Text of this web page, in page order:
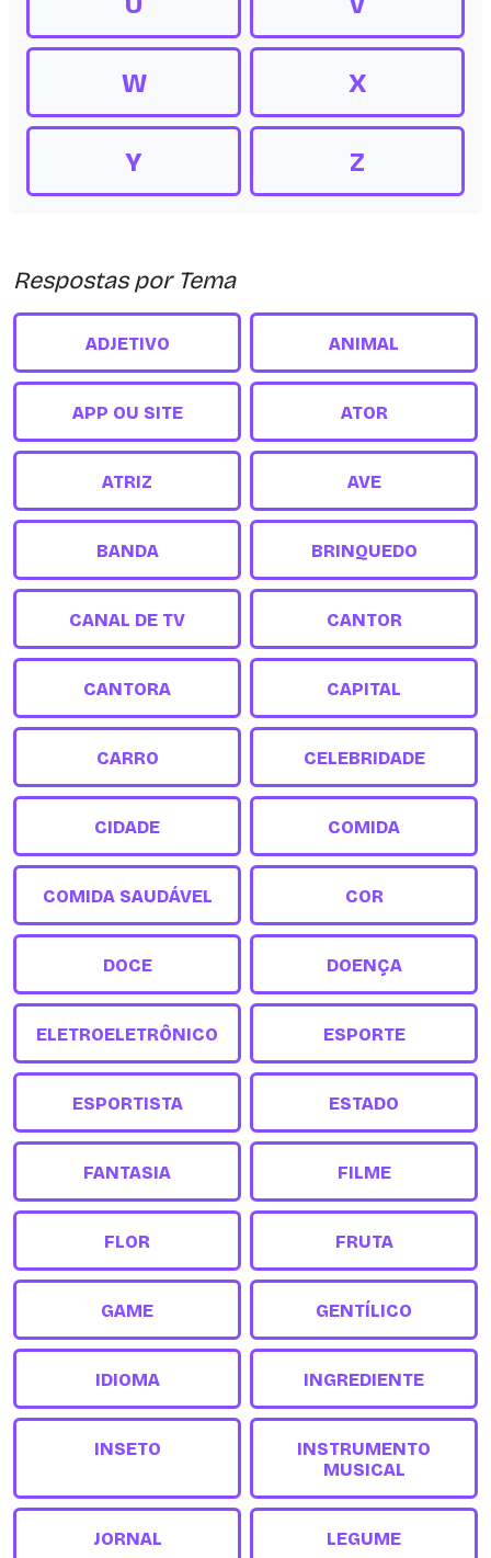
W X
Y Z
Respostas por Tema
ADJETIVO ANIMAL
APP OU SITE ATOR
ATRIZ AVE
BANDA BRINQUEDO
CANAL DE TV CANTOR
CANTORA CAPITAL
CARRO CELEBRIDADE
CIDADE COMIDA
COMIDA SAUDÁVEL COR
DOCE DOENÇA
ELETROELETRÔNICO ESPORTE
ESPORTISTA ESTADO
FANTASIA FILME
FLOR FRUTA
GAME GENTÍLICO
IDIOMA INGREDIENTE
INSETO
INSTRUMENTO
MUSICAL
JORNAL LEGUME